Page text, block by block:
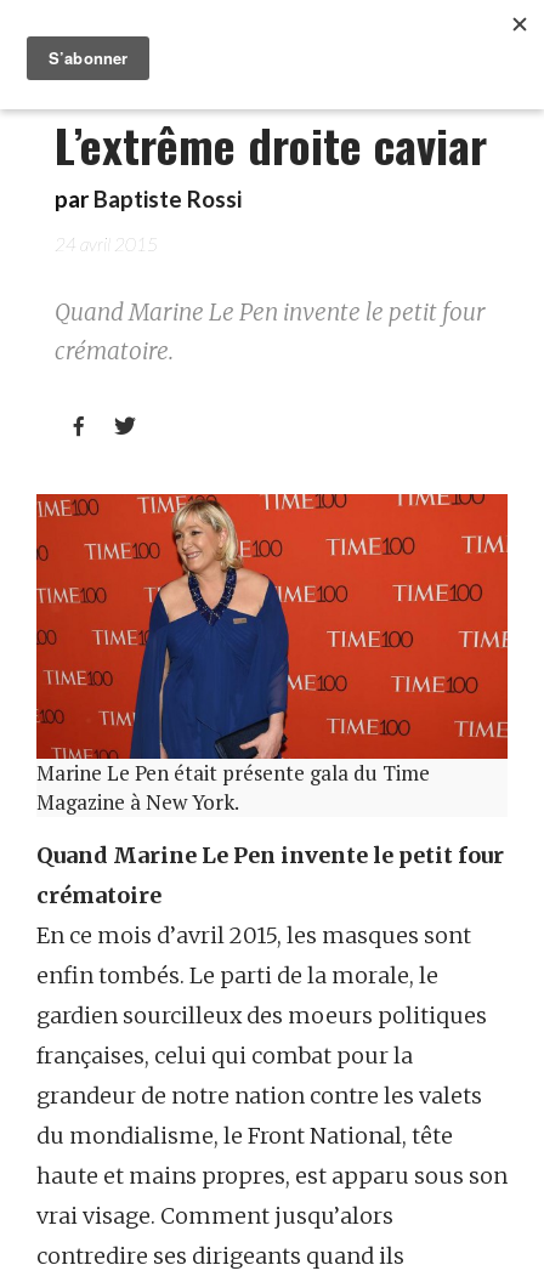
L’extrême droite caviar
par Baptiste Rossi
24 avril 2015
Quand Marine Le Pen invente le petit four
crématoire.
 
Marine Le Pen était présente gala du Time
Magazine à New York.
Quand Marine Le Pen invente le petit four
crématoire
En ce mois d’avril 2015, les masques sont
enfin tombés. Le parti de la morale, le
gardien sourcilleux des moeurs politiques
françaises, celui qui combat pour la
grandeur de notre nation contre les valets
du mondialisme, le Front National, tête
haute et mains propres, est apparu sous son
vrai visage. Comment jusqu’alors
contredire ses dirigeants quand ils